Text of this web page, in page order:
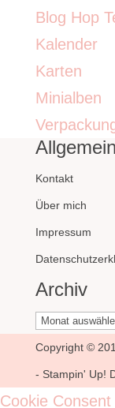
Blog Hop
Kalender
Karten
Minialben
Kontakt
Über mich
Impressum
Archiv
Archiv
Copyright ©
- Stampin' Up!
Cookie